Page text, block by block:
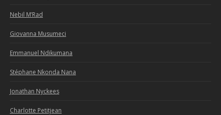
Nebil M’Rad
Giovanna Musumeci
Emmanuel Ndikumana
Stéphane Nkonda Nana
Jonathan Nyckees
Charlotte Petitjean